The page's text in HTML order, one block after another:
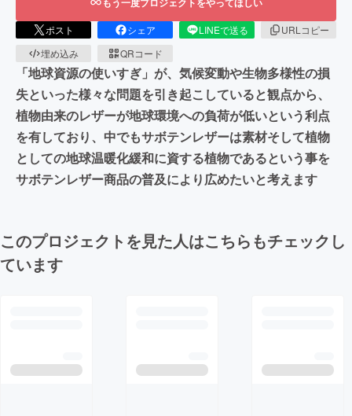
ポスト シェア LINEで送る
URLコピー
埋め込み
QRコード
「地球資源の使いすぎ」が、気候変動や生物多様性の損
失といった様々な問題を引き起こしていると観点から、
植物由来のレザーが地球環境への負荷が低いという利点
を有しており、中でもサボテンレザーは素材そして植物
としての地球温暖化緩和に資する植物であるという事を
サボテンレザー商品の普及により広めたいと考えます
このプロジェクトを見た人はこちらもチェックし
ています